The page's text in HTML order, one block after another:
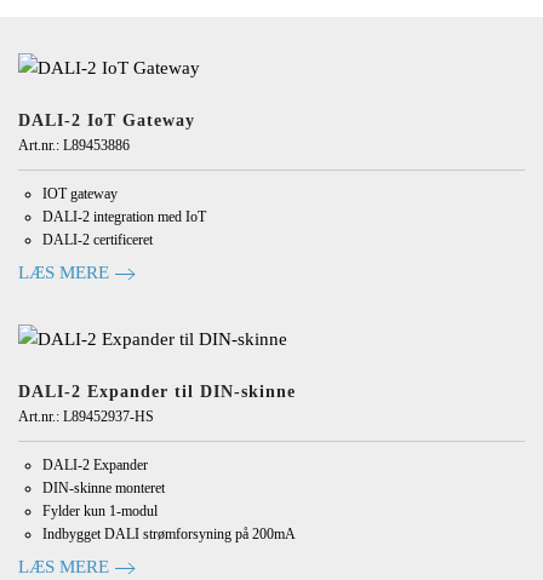
DALI-2 IoT Gateway
Art.nr.: L89453886
IOT gateway
DALI-2 integration med IoT
DALI-2 certificeret
LÆS MERE
DALI-2 Expander til DIN-skinne
Art.nr.: L89452937-HS
DALI-2 Expander
DIN-skinne monteret
Fylder kun 1-modul
Indbygget DALI strømforsyning på 200mA
LÆS MERE